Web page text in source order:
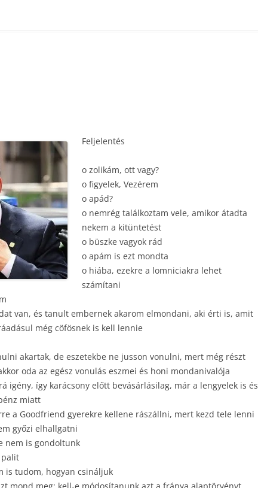
Feljelentés
o zolikám, ott vagy?
o figyelek, Vezérem
o apád?
o nemrég találkoztam vele, amikor átadta
nekem a kitüntetést
o büszke vagyok rád
o apám is ezt mondta
o hiába, ezekre a lomniciakra lehet
számítani
van, és tanult embernek akarom elmondani, aki érti is, amit
még cöfösnek is kell lennie
akartak, de eszetekbe ne jusson vonulni, mert még részt
oda az egész vonulás eszmei és honi mondanivalója
igény, így karácsony előtt bevásárlásilag, már a lengyelek is és
miatt
a Goodfriend gyerekre kellene rászállni, mert kezd tele lenni
győzi elhallgatni
nem is gondoltunk
palit
is tudom, hogyan csináljuk